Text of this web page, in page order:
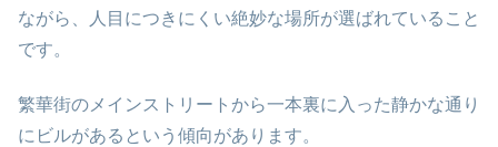
ながら、人目につきにくい絶妙な場所が選ばれていること
です。
繁華街のメインストリートから一本裏に入った静かな通り
にビルがあるという傾向があります。